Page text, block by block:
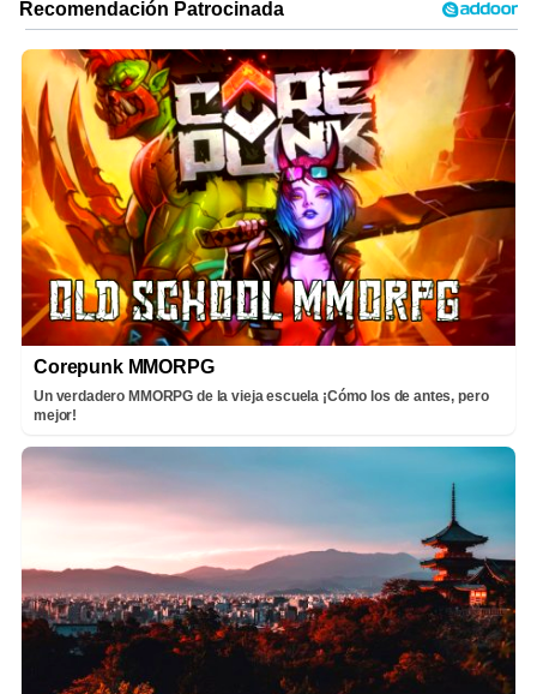
Corepunk MMORPG
Un verdadero MMORPG de la vieja escuela ¡Cómo los de antes, pero
mejor!